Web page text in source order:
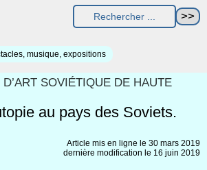
musique, expositions
SOVIÉTIQUE DE HAUTE
au pays des Soviets.
Article mis en ligne le 30 mars 2019
dernière modification le 16 juin 2019